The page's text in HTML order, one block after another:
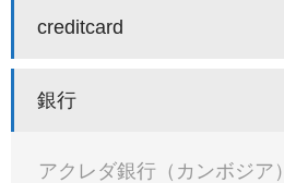
creditcard
銀行
アクレダ銀行（カンボジア）